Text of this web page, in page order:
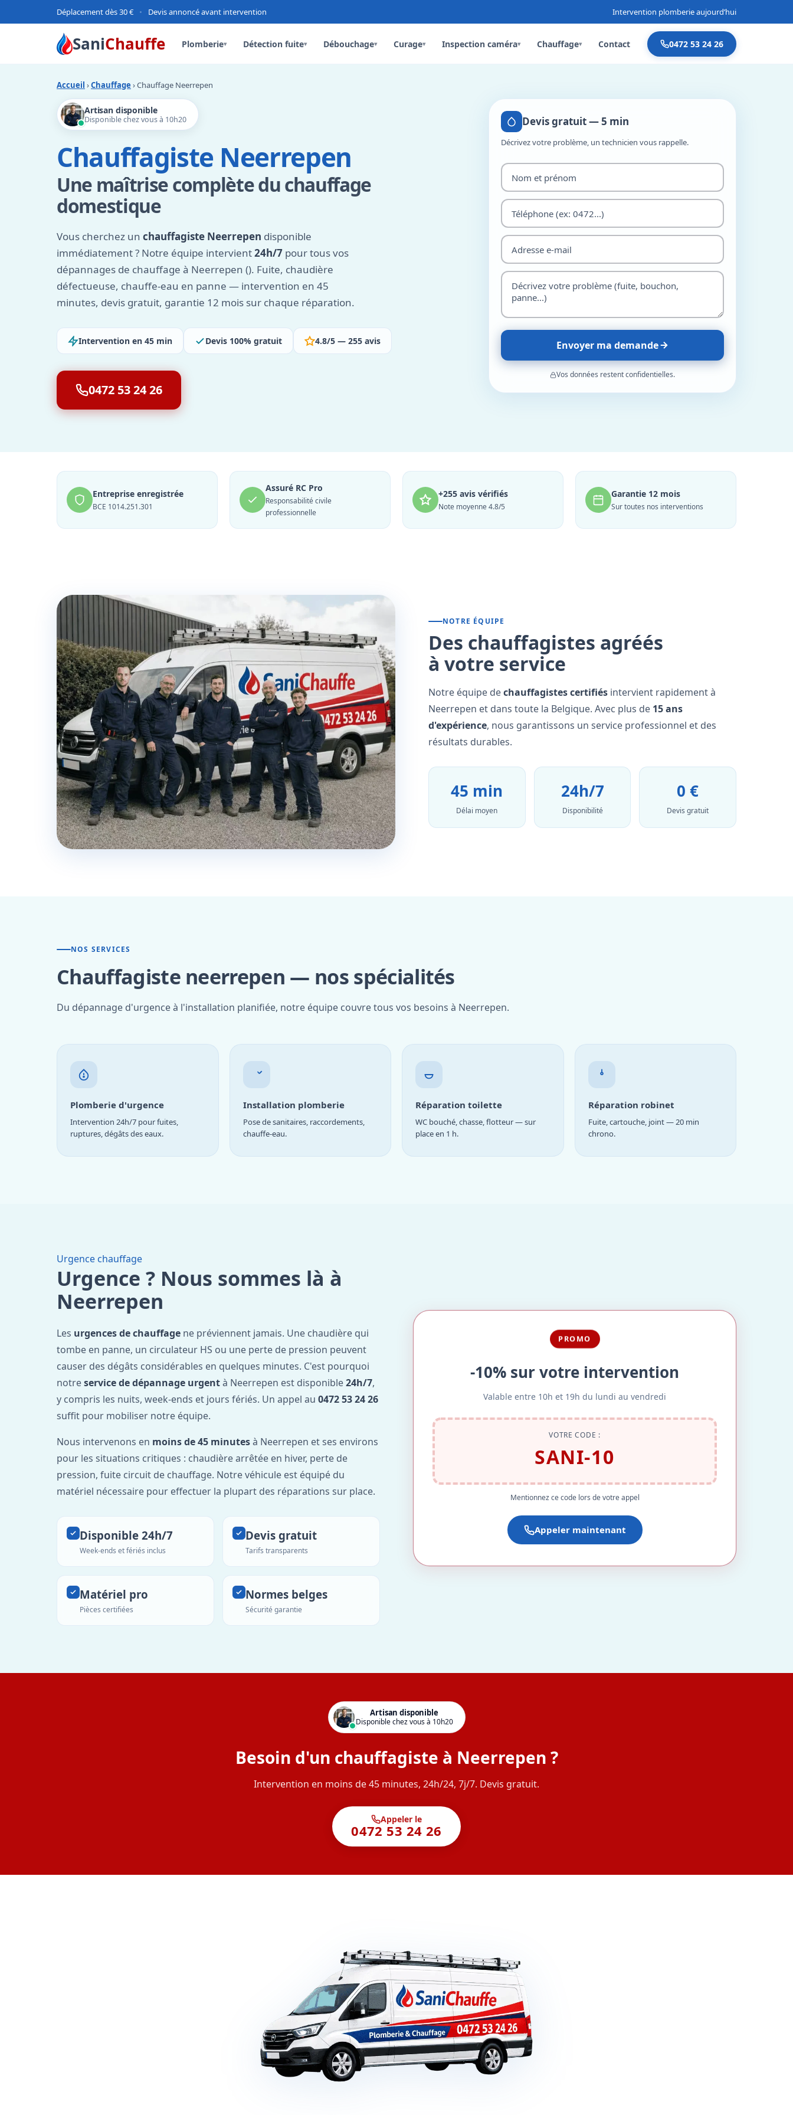
Déplacement dès 30 € • Devis annoncé avant intervention Intervention plomberie aujourd’hui
SaniChauffe Plomberie▾ Détection fuite▾ Débouchage▾ Curage▾ Inspection caméra▾ Chauffage▾ Contact 0472 53 24 26
Accueil ›Chauffage › Chauffage Neerrepen
Artisan disponible
Disponible chez vous à 10h20
Chauffagiste Neerrepen
Une maîtrise complète du chauffage
domestique
Vous cherchez un chauffagiste Neerrepen disponible
immédiatement ? Notre équipe intervient24h/7 pour tous vos
dépannages de chauffage à Neerrepen (). Fuite, chaudière
défectueuse, chauffe-eau en panne — intervention en 45
minutes, devis gratuit, garantie 12 mois sur chaque réparation.
Intervention en 45 min Devis 100% gratuit 4.8/5 — 255 avis
0472 53 24 26
Devis gratuit — 5 min
Décrivez votre problème, un technicien vous rappelle.
Envoyer ma demande
Vos données restent confidentielles.
Entreprise enregistrée
BCE 1014.251.301
Assuré RC Pro
Responsabilité civile
professionnelle
+255 avis vérifiés
Note moyenne 4.8/5
Garantie 12 mois
Sur toutes nos interventions
NOTRE ÉQUIPE
Des chauffagistes agréés
à votre service
Notre équipe dechauffagistes certifiés intervient rapidement à
Neerrepen et dans toute la Belgique. Avec plus de 15 ans
d'expérience, nous garantissons un service professionnel et des
résultats durables.
45 min
Délai moyen
24h/7
Disponibilité
0 €
Devis gratuit
NOS SERVICES
Chauffagiste neerrepen — nos spécialités
Du dépannage d'urgence à l'installation planifiée, notre équipe couvre tous vos besoins à Neerrepen.
Plomberie d'urgence
Intervention 24h/7 pour fuites,
ruptures, dégâts des eaux.
Installation plomberie
Pose de sanitaires, raccordements,
chauffe-eau.
Réparation toilette
WC bouché, chasse, flotteur — sur
place en 1 h.
Réparation robinet
Fuite, cartouche, joint — 20 min
chrono.
Urgence chauffage
Urgence ? Nous sommes là à
Neerrepen
Les urgences de chauffage ne préviennent jamais. Une chaudière qui
tombe en panne, un circulateur HS ou une perte de pression peuvent
causer des dégâts considérables en quelques minutes. C'est pourquoi
notreservice de dépannage urgentà Neerrepen est disponible24h/7,
y compris les nuits, week-ends et jours fériés. Un appel au 0472 53 24 26
suffit pour mobiliser notre équipe.
Nous intervenons en moins de 45 minutesà Neerrepen et ses environs
pour les situations critiques : chaudière arrêtée en hiver, perte de
pression, fuite circuit de chauffage. Notre véhicule est équipé du
matériel nécessaire pour effectuer la plupart des réparations sur place.
Disponible 24h/7
Week-ends et fériés inclus
Devis gratuit
Tarifs transparents
Matériel pro
Pièces certifiées
Normes belges
Sécurité garantie
PROMO
-10% sur votre intervention
Valable entre 10h et 19h du lundi au vendredi
VOTRE CODE :
SANI-10
Mentionnez ce code lors de votre appel
Appeler maintenant
Artisan disponible
Disponible chez vous à 10h20
Besoin d'un chauffagiste à Neerrepen ?
Intervention en moins de 45 minutes, 24h/24, 7j/7. Devis gratuit.
Appeler le
0472 53 24 26